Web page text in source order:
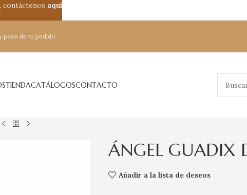
peso de tu pedido.
TIENDACATÁLOGOSCONTACTO
ÁNGEL GUADIX
Añadir a la lista de deseos
contáctenos aquí